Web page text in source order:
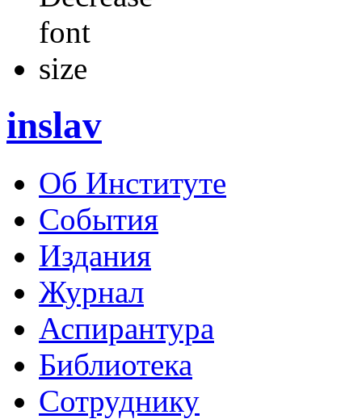
inslav
Об Институте
События
Издания
Журнал
Аспирантура
Библиотека
Сотруднику